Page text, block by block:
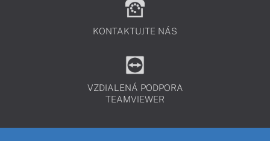
KONTAKTUJTE NÁS
VZDIALENÁ PODPORA
TEAMVIEWER